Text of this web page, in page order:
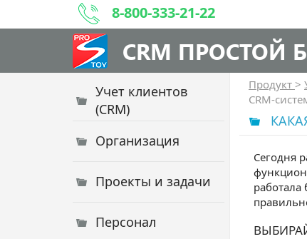
8-800-333-21-22
CRM ПРОСТОЙ
Учет клиентов
(CRM)
Организация
Проекты и задачи
Персонал
Продукт >
CRM-
Сегодня